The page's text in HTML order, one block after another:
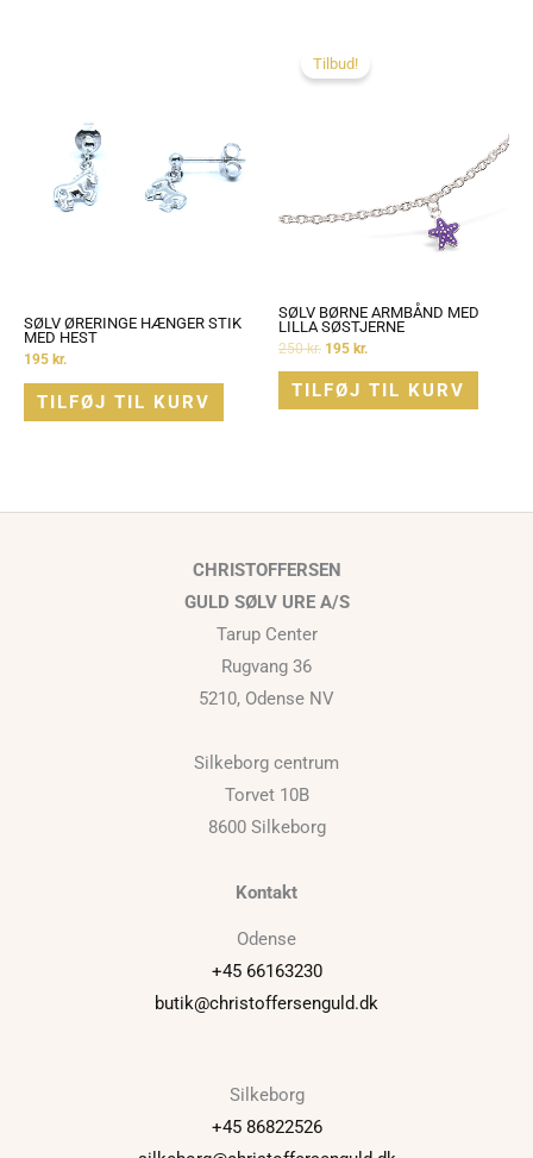
SØLV ØRERINGE HÆNGER STIK
MED HEST
195 kr.
TILFØJ TIL KURV
Tilbud!
SØLV BØRNE ARMBÅND MED
LILLA SØSTJERNE
250kr.
pris
var:
250 kr..
195 kr.
er:
TILFØJ TIL KURV
CHRISTOFFERSEN
GULD SØLV URE A/S
Tarup Center
Rugvang 36
5210, Odense NV
Silkeborg centrum
Torvet 10B
8600 Silkeborg
Kontakt
Odense
+45 66163230
butik@christoffersenguld.dk
Silkeborg
+45 86822526